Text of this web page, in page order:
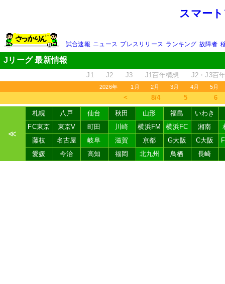
スマー
試合速報 ニュース プレスリリース ランキング 故障者
Jリーグ 最新情報
J1 J2 J3 J1百年構想 J2・J3百
2026年 1月 2月 3月 4月 5月
＜ 8/4 5 6
≪
札幌 八戸 仙台 秋田 山形 福島
いわき
FC東京
東京V 町田 川崎 横浜FM 横浜FC 湘南
藤枝
名古屋 岐阜 滋賀 京都 G大阪 C大阪
愛媛
今治 高知 福岡 北九州 鳥栖 長崎